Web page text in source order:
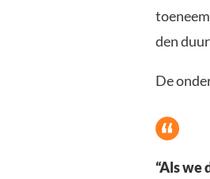
den
De
“Als we